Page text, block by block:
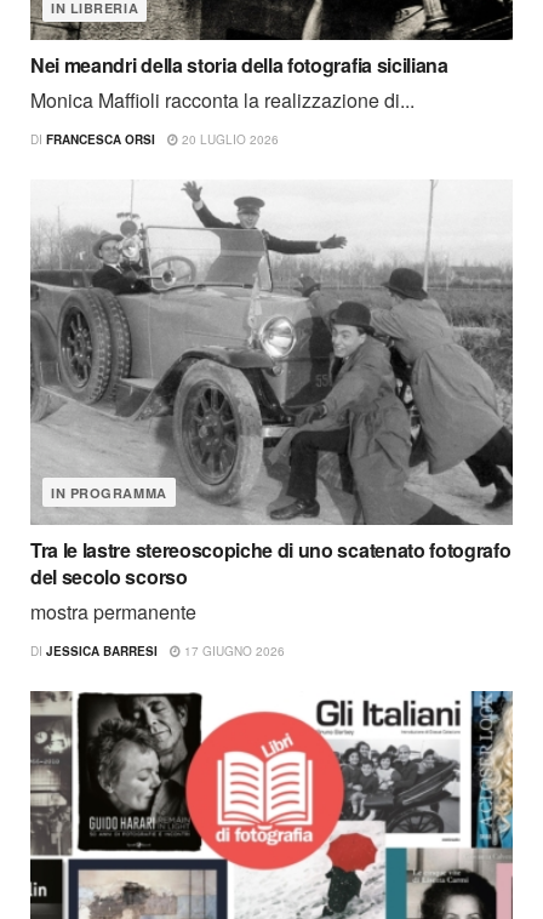
IN LIBRERIA
Nei meandri della storia della fotografia siciliana
Monica Maffioli racconta la realizzazione di...
DI FRANCESCA ORSI 20 LUGLIO 2026
IN PROGRAMMA
Tra le lastre stereoscopiche di uno scatenato fotografo
del secolo scorso
mostra permanente
DI JESSICA BARRESI 17 GIUGNO 2026